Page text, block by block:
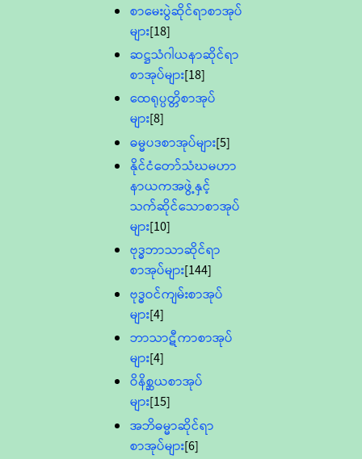
စာမေးပွဲဆိုင်ရာစာအုပ်
များ[18]
ဆဋ္ဌသံဂါယနာဆိုင်ရာ
စာအုပ်များ[18]
ထေရုပ္ပတ္တိစာအုပ်
များ[8]
ဓမ္မပဒစာအုပ်များ[5]
နိုင်ငံတော်သံဃမဟာ
နာယကအဖွဲ့နှင့်
သက်ဆိုင်သောစာအုပ်
များ[10]
ဗုဒ္ဓဘာသာဆိုင်ရာ
စာအုပ်များ[144]
ဗုဒ္ဓဝင်ကျမ်းစာအုပ်
များ[4]
ဘာသာဋီကာစာအုပ်
များ[4]
ဝိနိစ္ဆယစာအုပ်
များ[15]
အဘိဓမ္မာဆိုင်ရာ
စာအုပ်များ[6]